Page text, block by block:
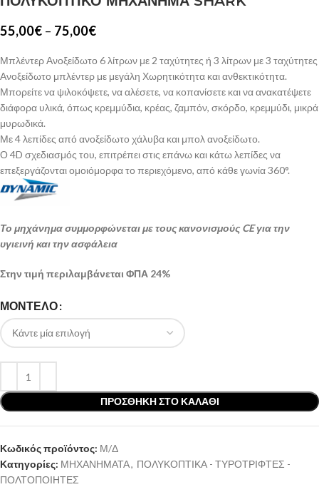
55,00€ – 75,00€
Μπλέντερ Ανοξείδωτο 6 λίτρων με 2 ταχύτητες ή 3 λίτρων με 3 ταχύτητες
Ανοξείδωτο μπλέντερ με μεγάλη Χωρητικότητα και ανθεκτικότητα.
Μπορείτε να ψιλοκόψετε, να αλέσετε, να κοπανίσετε και να ανακατέψετε
διάφορα υλικά, όπως κρεμμύδια, κρέας, ζαμπόν, σκόρδο, κρεμμύδι, μικρά
μυρωδικά.
Με 4 λεπίδες από ανοξείδωτο χάλυβα και μπολ ανοξείδωτο.
Ο 4D σχεδιασμός του, επιτρέπει στις επάνω και κάτω λεπίδες να
επεξεργάζονται ομοιόμορφα το περιεχόμενο, από κάθε γωνία 360°.
Το μηχάνημα συμμορφώνεται με τους κανονισμούς CE για την
υγιεινή και την ασφάλεια
Στην τιμή περιλαμβάνεται ΦΠΑ 24%
ΜΟΝΤΕΛΟ
ΠΡΟΣΘΉΚΗ ΣΤΟ ΚΑΛΆΘΙ
Κωδικός προϊόντος: Μ/Δ
Κατηγορίες: ΜΗΧΑΝΗΜΑΤΑ, ΠΟΛΥΚΟΠΤΙΚΑ - ΤΥΡΟΤΡΙΦΤΕΣ -
ΠΟΛΤΟΠΟΙΗΤΕΣ